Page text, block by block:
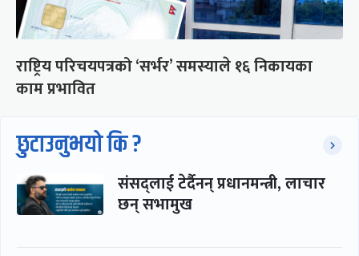
राष्ट्रिय परिचयपत्रको ‘सर्भर’ समस्याले १६ निकायका
काम प्रभावित
छुटाउनुभयो कि ?
संसद्लाई टेर्दैनन् प्रधानमन्त्री, लाचार
छन् सभामुख